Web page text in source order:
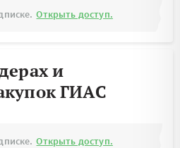
Открыть доступ.
и
ГИАС
Открыть доступ.